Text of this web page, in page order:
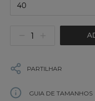
40
PARTILHAR
GUIA DE TAMANHOS